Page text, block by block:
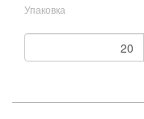
Упаковка